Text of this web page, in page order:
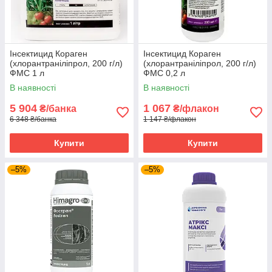
Інсектицид Кораген
(хлорантраніліпрол, 200 г/л)
ФМС 1 л
В наявності
5 904 ₴/банка
6 348 ₴/банка
Купити
Інсектицид Кораген
(хлорантраніліпрол, 200 г/л)
ФМС 0,2 л
В наявності
1 067 ₴/флакон
1 147 ₴/флакон
Купити
–5% –5%